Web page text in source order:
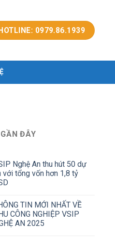
0979.86.1939
ĐÂY
Nghệ An thu hút 50 dự
với tổng vốn hơn 1,8 tỷ
TIN MỚI NHẤT VỀ
CÔNG NGHIỆP VSIP
AN 2025